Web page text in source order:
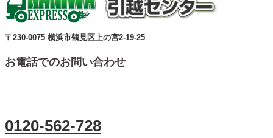
〒230-0075 横浜市鶴見区上の宮2-19-25
お電話でのお問い合わせ
0120-562-728